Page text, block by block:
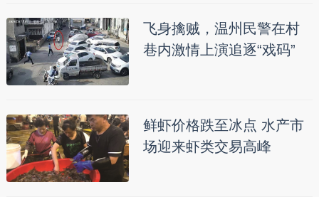
飞身擒贼，温州民警在村
巷内激情上演追逐“戏码”
鲜虾价格跌至冰点 水产市
场迎来虾类交易高峰